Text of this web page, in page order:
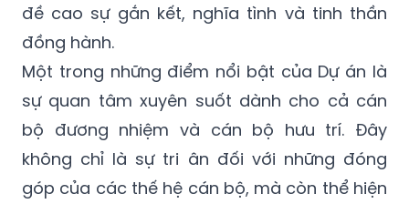
đề cao sự gắn kết, nghĩa tình và tinh thần
đồng hành.
Một trong những điểm nổi bật của Dự án là
sự quan tâm xuyên suốt dành cho cả cán
bộ đương nhiệm và cán bộ hưu trí. Đây
không chỉ là sự tri ân đối với những đóng
góp của các thế hệ cán bộ, mà còn thể hiện